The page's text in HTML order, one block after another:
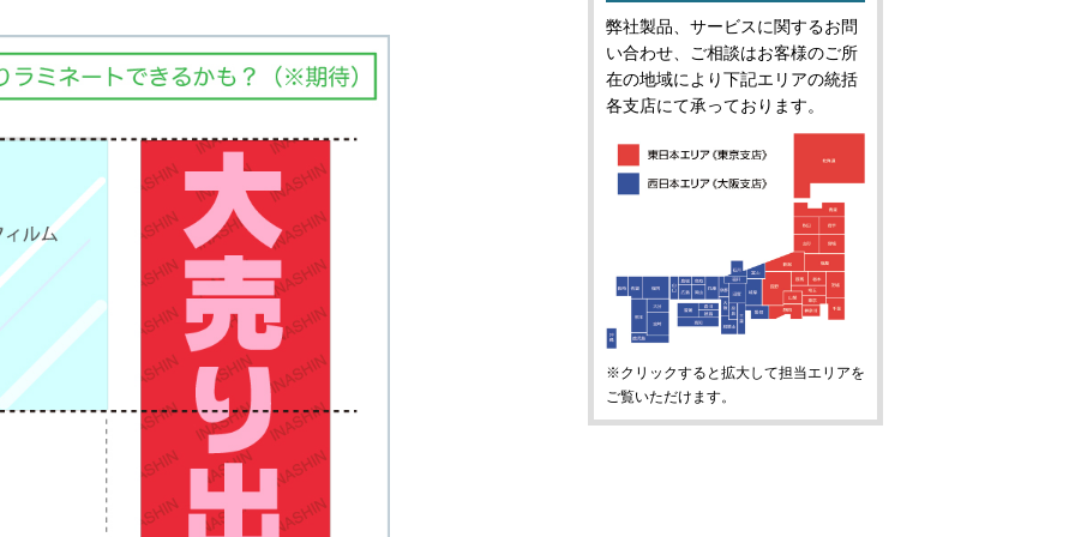
弊社製品、サービスに関するお問
い合わせ、ご相談はお客様のご所
在の地域により下記エリアの統括
各支店にて承っております。
※クリックすると拡大して担当エリアを
ご覧いただけます。